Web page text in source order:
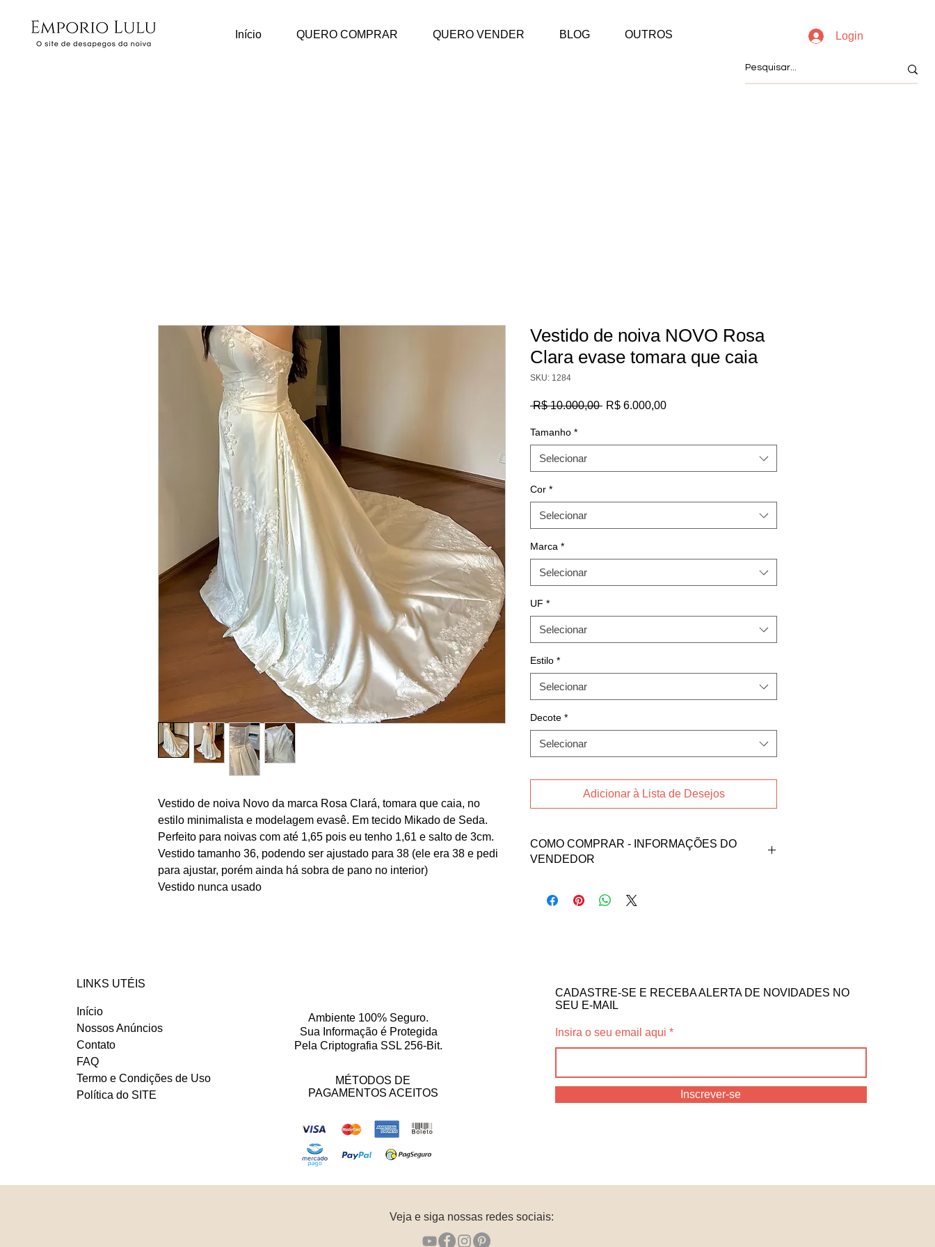
Início QUERO COMPRAR QUERO VENDER BLOG OUTROS Login
Vestido de noiva Novo da marca Rosa Clará, tomara que caia, no
estilo minimalista e modelagem evasê. Em tecido Mikado de Seda.
Perfeito para noivas com até 1,65 pois eu tenho 1,61 e salto de 3cm.
Vestido tamanho 36, podendo ser ajustado para 38 (ele era 38 e pedi
para ajustar, porém ainda há sobra de pano no interior)
Vestido nunca usado
Vestido de noiva NOVO Rosa
Clara evase tomara que caia
SKU: 1284
R$ 10.000,00 Preço
R$ 6.000,00Preço
Tamanho *
Selecionar
Cor *
Selecionar
Marca *
Selecionar
UF *
Selecionar
Estilo *
Selecionar
Decote *
Selecionar
Adicionar à Lista de Desejos
COMO COMPRAR - INFORMAÇÕES DO
VENDEDOR
a vendedora Pamela Eleuterio no contato abaixo:
LINKS UTÉIS
Início
Nossos Anúncios
Contato
FAQ
Termo e Condições de Uso
Política do SITE
Ambiente 100% Seguro.
Sua Informação é Protegida
Pela Criptografia SSL 256-Bit.
MÉTODOS DE
PAGAMENTOS ACEITOS
CADASTRE-SE E RECEBA ALERTA DE NOVIDADES NO
SEU E-MAIL
Insira o seu email aqui
Inscrever-se
Veja e siga nossas redes sociais: